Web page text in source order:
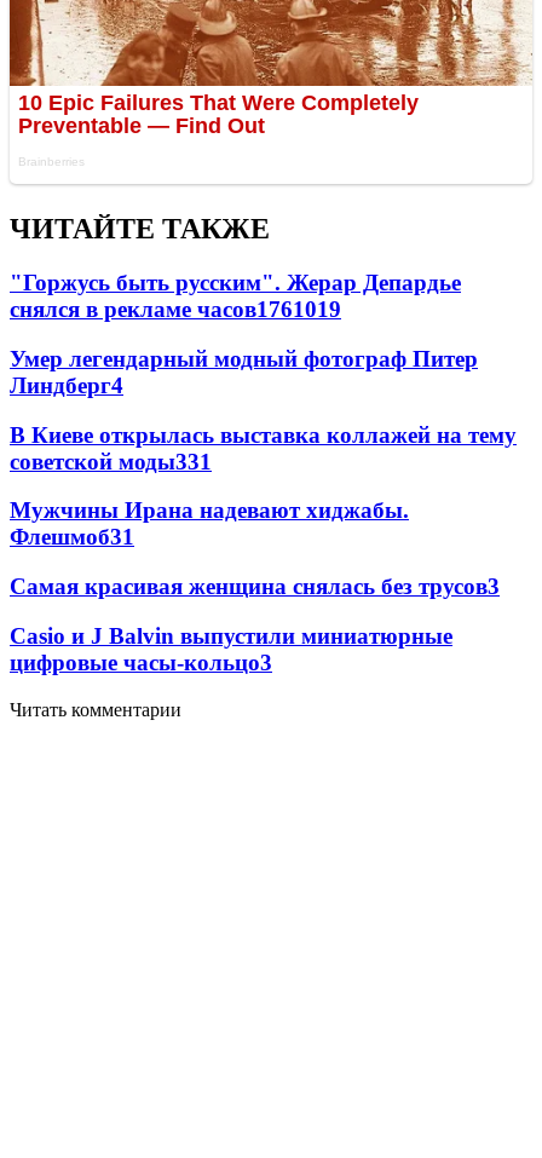
ЧИТАЙТЕ ТАКЖЕ
"Горжусь быть русским". Жерар Депардье
снялся в рекламе часов1761019
Умер легендарный модный фотограф Питер
Линдберг4
В Киеве открылась выставка коллажей на тему
советской моды331
Мужчины Ирана надевают хиджабы.
Флешмоб31
Самая красивая женщина снялась без трусов3
Casio и J Balvin выпустили миниатюрные
цифровые часы-кольцо3
Читать комментарии